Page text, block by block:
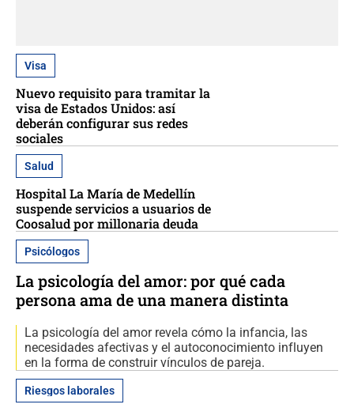
Visa
Nuevo requisito para tramitar la
visa de Estados Unidos: así
deberán configurar sus redes
sociales
Salud
Hospital La María de Medellín
suspende servicios a usuarios de
Coosalud por millonaria deuda
Psicólogos
La psicología del amor: por qué cada
persona ama de una manera distinta
La psicología del amor revela cómo la infancia, las
necesidades afectivas y el autoconocimiento influyen
en la forma de construir vínculos de pareja.
Riesgos laborales